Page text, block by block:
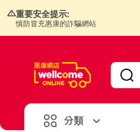
重要安全提示:
慎防冒充惠康的詐騙網站
分類